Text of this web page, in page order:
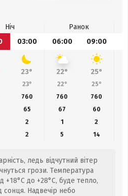
Ніч
Ранок
03:00 06:00 09:00
23° 22° 25°
23° 22° 25°
760 760 760
65 67 60
2 1
2
2 5 14
ледь відчутний вітер
грози. Температура
+18°C до +28°C, буде тепло,
сонця. Надвечір небо